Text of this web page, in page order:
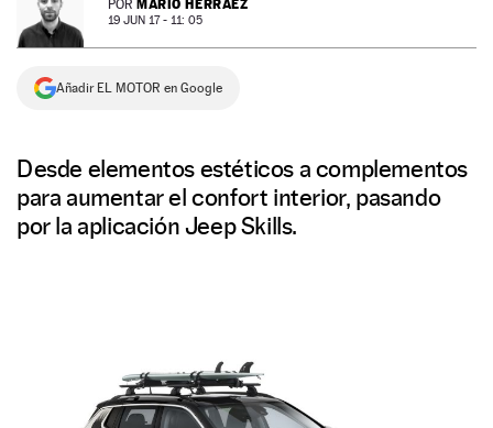
NEWSLETTER
SÍGUENOS
POR MARIO HERRÁEZ
19 JUN 17 - 11: 05
Añadir EL MOTOR en Google
Desde elementos estéticos a complementos
para aumentar el confort interior, pasando
por la aplicación Jeep Skills.